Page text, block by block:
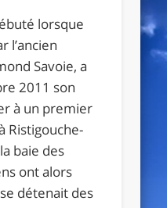
lorsque
l’ancien
Savoie, a
2011 son
à un premier
Ristigouche-
baie des
ont alors
détenait des